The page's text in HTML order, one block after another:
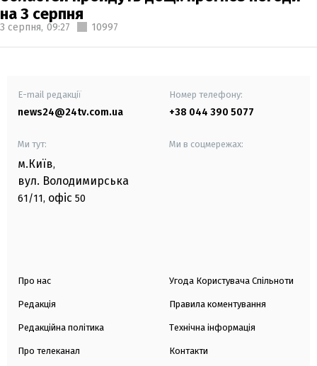
на 3 серпня
3 серпня, 09:27 10997
E-mail редакції
news24@24tv.com.ua
Номер телефону:
+38 044 390 5077
Ми тут:
м.Київ,
вул. Володимирська
61/11, офіс 50
Ми в соцмережах:
Про нас
Редакція
Редакційна політика
Про телеканал
Угода Користувача Спільноти
Правила коментування
Технічна інформація
Контакти